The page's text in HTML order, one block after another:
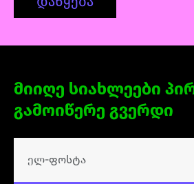
მიიღე სიახლეები
გამოიწერე გვერდი